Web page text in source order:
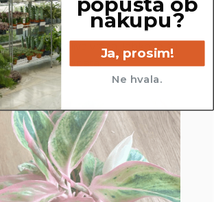
in težo vpliva vlaga, lahko le-ta
odstopata.
nakupu?
Ja, prosim!
Ne hvala.